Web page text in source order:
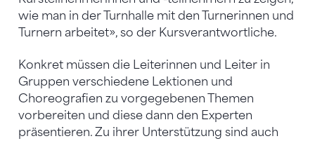
wie man in der Turnhalle mit den Turnerinnen und
Turnern arbeitet», so der Kursverantwortliche.
Konkret müssen die Leiterinnen und Leiter in
Gruppen verschiedene Lektionen und
Choreografien zu vorgegebenen Themen
vorbereiten und diese dann den Experten
präsentieren. Zu ihrer Unterstützung sind auch